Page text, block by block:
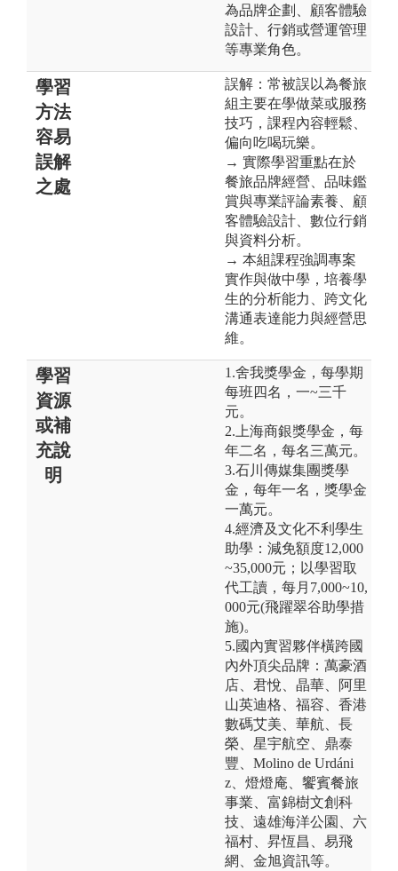
為品牌企劃、顧客體驗
設計、行銷或營運管理
等專業角色。
學習
方法
容易
誤解
之處
誤解：常被誤以為餐旅
組主要在學做菜或服務
技巧，課程內容輕鬆、
偏向吃喝玩樂。
→ 實際學習重點在於
餐旅品牌經營、品味鑑
賞與專業評論素養、顧
客體驗設計、數位行銷
與資料分析。
→ 本組課程強調專案
實作與做中學，培養學
生的分析能力、跨文化
溝通表達能力與經營思
維。
學習
資源
或補
充說
明
1.舍我獎學金，每學期
每班四名，一~三千
元。
2.上海商銀獎學金，每
年二名，每名三萬元。
3.石川傳媒集團獎學
金，每年一名，獎學金
一萬元。
4.經濟及文化不利學生
助學：減免額度12,000
~35,000元；以學習取
代工讀，每月7,000~10,
000元(飛躍翠谷助學措
施)。
5.國內實習夥伴橫跨國
內外頂尖品牌：萬豪酒
店、君悅、晶華、阿里
山英迪格、福容、香港
數碼艾美、華航、長
榮、星宇航空、鼎泰
豐、Molino de Urdáni
z、燈燈庵、饗賓餐旅
事業、富錦樹文創科
技、遠雄海洋公園、六
福村、昇恆昌、易飛
網、金旭資訊等。